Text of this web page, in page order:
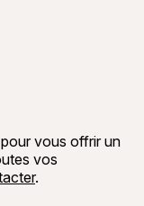
vous offrir un
vos
.